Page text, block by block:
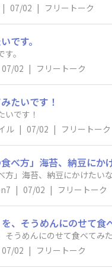
ってるし、、そこまでで
あの緊張感、クエン酸に立
| 07/02 | フリートーク
です。
。
07/02 | フリートーク
たいです！
いです！
ル | 07/02 | フリートーク
食べ方」海苔、納豆に
方」海苔、納豆にかけた
| 07/02 | フリートーク
、そうめんにのせて食
そうめんにのせて食べてみた
07/02 | フリートーク